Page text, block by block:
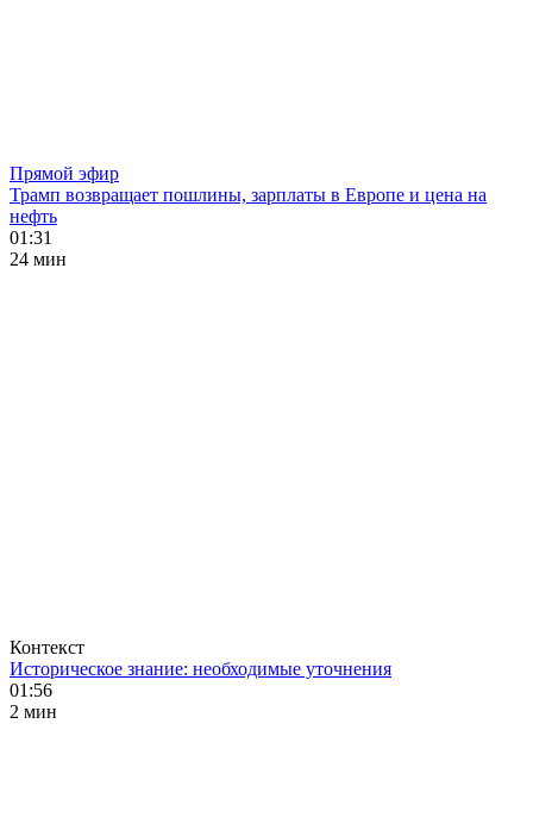
Прямой эфир
Трамп возвращает пошлины, зарплаты в Европе и цена на
нефть
01:31
24 мин
Контекст
Историческое знание: необходимые уточнения
01:56
2 мин